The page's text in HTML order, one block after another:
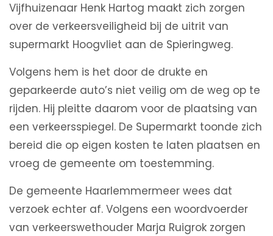
Vijfhuizenaar Henk Hartog maakt zich zorgen
over de verkeersveiligheid bij de uitrit van
supermarkt Hoogvliet aan de Spieringweg.
Volgens hem is het door de drukte en
geparkeerde auto’s niet veilig om de weg op te
rijden. Hij pleitte daarom voor de plaatsing van
een verkeersspiegel. De Supermarkt toonde zich
bereid die op eigen kosten te laten plaatsen en
vroeg de gemeente om toestemming.
De gemeente Haarlemmermeer wees dat
verzoek echter af. Volgens een woordvoerder
van verkeerswethouder Marja Ruigrok zorgen